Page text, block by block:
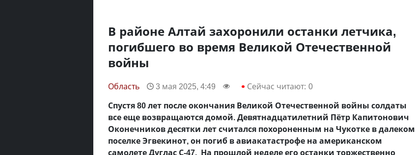
В районе Алтай захоронили останки летчика,
погибшего во время Великой Отечественной
войны
Область 3 мая 2025, 4:49 Сейчас читают: 0
Спустя 80 лет после окончания Великой Отечественной войны солдаты
все еще возвращаются домой. Девятнадцатилетний Пётр Капитонович
Оконечников десятки лет считался похороненным на Чукотке в далеком
поселке Эгвекинот, он погиб в авиакатастрофе на американском
самолете Дуглас С-47. На прошлой неделе его останки торжественно